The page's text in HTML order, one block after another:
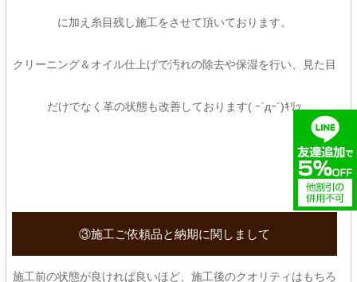
に加え糸目残し施工をさせて頂いております。
クリーニング＆オイル仕上げで汚れの除去や保湿を行い、見た目
だけでなく革の状態も改善しております( ｰ`дｰ´)ｷﾘｯ
③施工ご依頼品と納期に関しまして
施工前の状態が良ければ良いほど、施工後のクオリティはもちろ